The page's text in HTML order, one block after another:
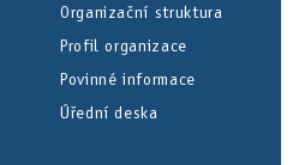
Organizační struktura
Profil organizace
Povinné informace
Úřední deska